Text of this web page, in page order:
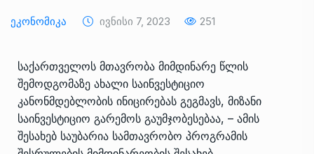
Ეკონომიკა Ივნისი 7, 2023 251
საქართველოს მთავრობა მიმდინარე წლის
შემოდგომაზე ახალი საინვესტიციო
კანონმდებლობის ინიცირებას გეგმავს, მიზანი
საინვესტიციო გარემოს გაუმჯობესებაა, – ამის
შესახებ საუბარია სამთავრობო პროგრამის